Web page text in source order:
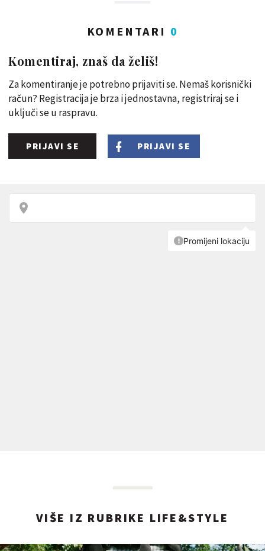
KOMENTARI 0
Komentiraj, znaš da želiš!
Za komentiranje je potrebno prijaviti se. Nemaš korisnički
račun? Registracija je brza i jednostavna, registriraj se i
uključi se u raspravu.
PRIJAVI SE PRIJAVI SE
VIŠE IZ RUBRIKE LIFE&STYLE